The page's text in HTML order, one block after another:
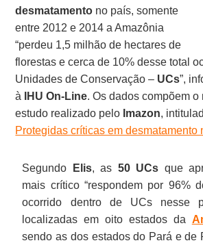
desmatamento no país, somente
entre 2012 e 2014 a Amazônia
“perdeu 1,5 milhão de hectares de
florestas e cerca de 10% desse total
Unidades de Conservação – UCs”,
à
IHU On-Line. Os dados compõem o
estudo realizado pelo Imazon,
Protegidas críticas em desmatamento
Segundo Elis, as 50 UCs que
mais crítico “respondem por 96%
ocorrido dentro de UCs nesse
localizadas em oito estados da
sendo as dos estados do Pará e de